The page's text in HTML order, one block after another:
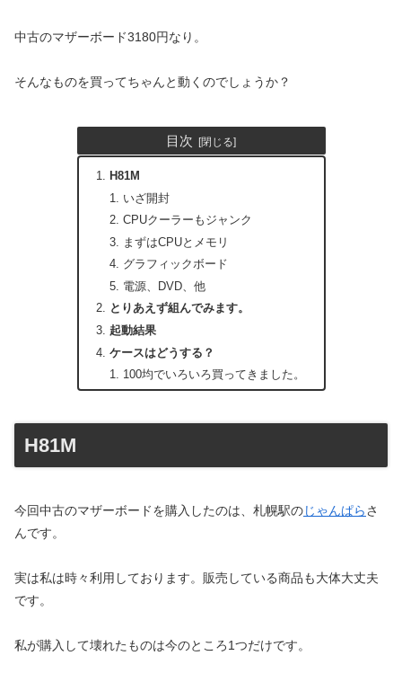
中古のマザーボード3180円なり。
そんなものを買ってちゃんと動くのでしょうか？
目次
H81M
いざ開封
CPUクーラーもジャンク
まずはCPUとメモリ
グラフィックボード
電源、DVD、他
とりあえず組んでみます。
起動結果
ケースはどうする？
100均でいろいろ買ってきました。
H81M
今回中古のマザーボードを購入したのは、札幌駅のじゃんぱらさ
んです。
実は私は時々利用しております。販売している商品も大体大丈夫
です。
私が購入して壊れたものは今のところ1つだけです。